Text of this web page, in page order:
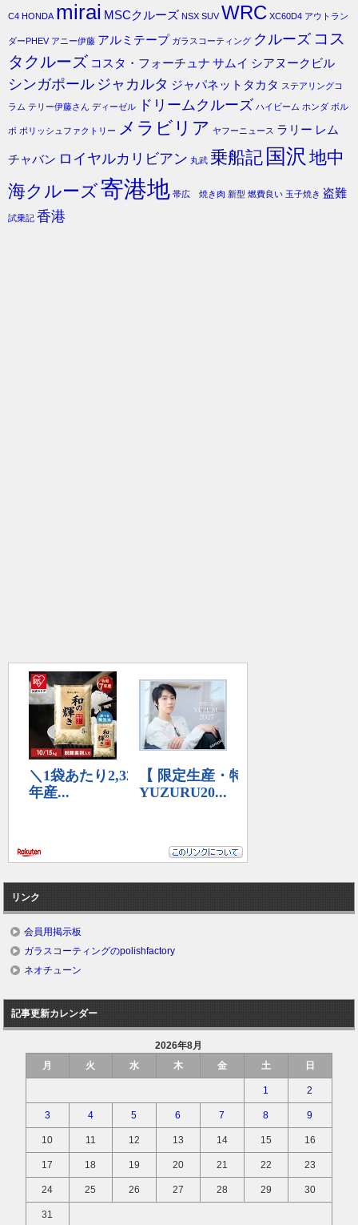
C4 HONDA mirai MSCクルーズ NSX SUV WRC XC60D4 アウトラン
ダーPHEV アニー伊藤 アルミテープ ガラスコーティング クルーズ コス
タクルーズ コスタ・フォーチュナ サムイ シアヌークビル
シンガポール ジャカルタ ジャパネットタカタ ステアリングコ
ラム テリー伊藤さん ディーゼル ドリームクルーズ ハイビーム ホンダ ボル
ボ ポリッシュファクトリー メラビリア ヤフーニュース ラリー レム
チャバン ロイヤルカリビアン 丸武 乗船記 国沢 地中
海クルーズ寄港地 帯広 焼き肉 新型 燃費良い 玉子焼き 盗難
試乗記 香港
リンク
会員用掲示板
ガラスコーティングのpolishfactory
ネオチューン
記事更新カレンダー
2026年8月
月
火 水 木 金 土 日
1 2
3 4 5 6 7 8 9
10 11 12 13 14 15 16
17 18 19 20 21 22 23
24 25 26 27 28 29 30
31